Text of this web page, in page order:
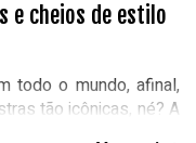
e cheios de estilo
todo o mundo, afinal,
tão icônicas, né? A